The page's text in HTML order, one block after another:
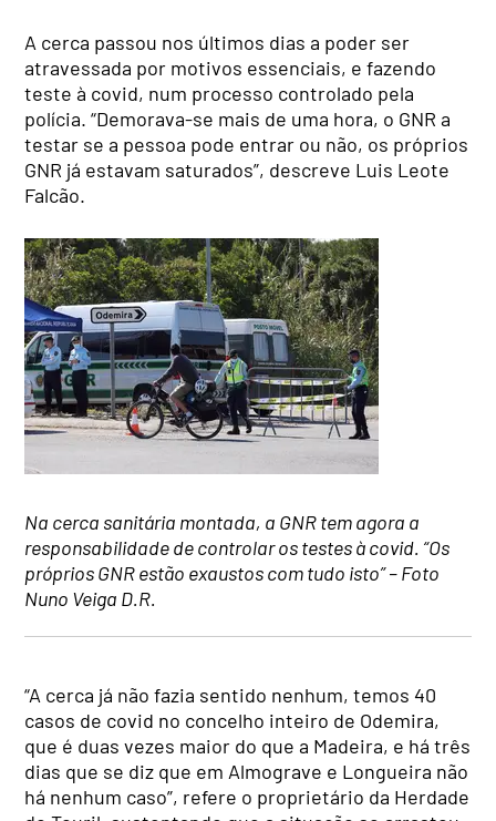
A cerca passou nos últimos dias a poder ser
atravessada por motivos essenciais, e fazendo
teste à covid, num processo controlado pela
polícia. “Demorava-se mais de uma hora, o GNR a
testar se a pessoa pode entrar ou não, os próprios
GNR já estavam saturados”, descreve Luis Leote
Falcão.
Na cerca sanitária montada, a GNR tem agora a
responsabilidade de controlar os testes à covid. “Os
próprios GNR estão exaustos com tudo isto” – Foto
Nuno Veiga D.R.
“A cerca já não fazia sentido nenhum, temos 40
casos de covid no concelho inteiro de Odemira,
que é duas vezes maior do que a Madeira, e há três
dias que se diz que em Almograve e Longueira não
há nenhum caso”, refere o proprietário da Herdade